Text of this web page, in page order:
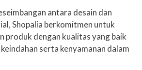
antara desain dan
Shopalia berkomitmen untuk
produk dengan kualitas yang baik
serta kenyamanan dalam